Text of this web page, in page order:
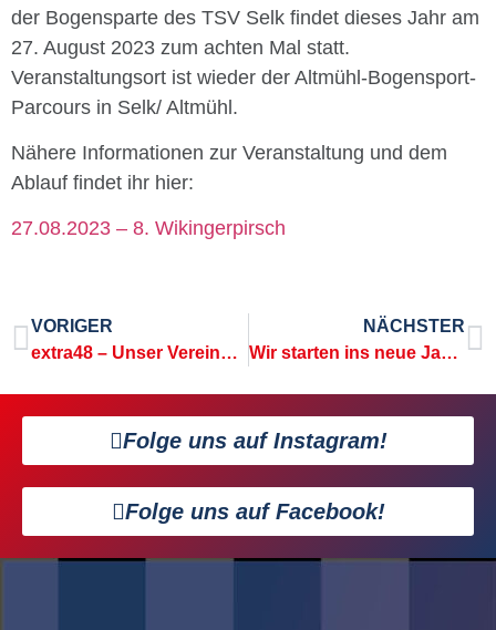
der Bogensparte des TSV Selk findet dieses Jahr am
27. August 2023 zum achten Mal statt.
Veranstaltungsort ist wieder der Altmühl-Bogensport-
Parcours in Selk/ Altmühl.
Nähere Informationen zur Veranstaltung und dem
Ablauf findet ihr hier:
27.08.2023 – 8. Wikingerpirsch
VORIGER
extra48 – Unser Vereinsmagazin
NÄCHSTER
Wir starten ins neue Jahr 2024
Folge uns auf Instagram!
Folge uns auf Facebook!